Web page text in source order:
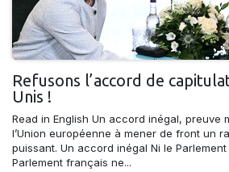
Refusons l’accord de
Unis !
Read in English Un accord inégal, preuve
l’Union européenne à mener de front un
puissant. Un accord inégal Ni le
Parlement français ne...